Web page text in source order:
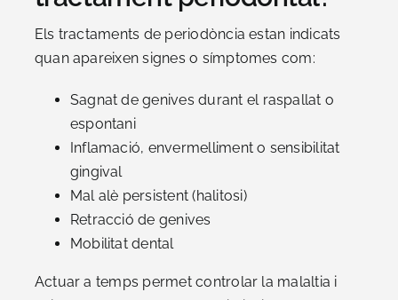
Els tractaments de periodòncia estan indicats
quan apareixen signes o símptomes com:
Sagnat de genives durant el raspallat o
espontani
Inflamació, envermelliment o sensibilitat
gingival
Mal alè persistent (halitosi)
Retracció de genives
Mobilitat dental
Actuar a temps permet controlar la malaltia i